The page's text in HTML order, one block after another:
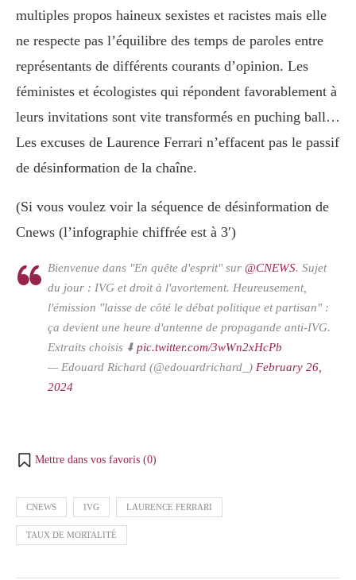
multiples propos haineux sexistes et racistes mais elle
ne respecte pas l’équilibre des temps de paroles entre
représentants de différents courants d’opinion. Les
féministes et écologistes qui répondent favorablement à
leurs invitations sont vite transformés en puching ball…
Les excuses de Laurence Ferrari n’effacent pas le passif
de désinformation de la chaîne.
(Si vous voulez voir la séquence de désinformation de
Cnews (l’infographie chiffrée est à 3′)
Bienvenue dans "En quête d'esprit" sur @CNEWS. Sujet
du jour : IVG et droit à l'avortement. Heureusement,
l'émission "laisse de côté le débat politique et partisan" :
ça devient une heure d'antenne de propagande anti-IVG.
Extraits choisis ⬇️ pic.twitter.com/3wWn2xHcPb
— Edouard Richard (@edouardrichard_) February 26,
2024
Mettre dans vos favoris (0)
CNEWS IVG LAURENCE FERRARI
TAUX DE MORTALITÉ